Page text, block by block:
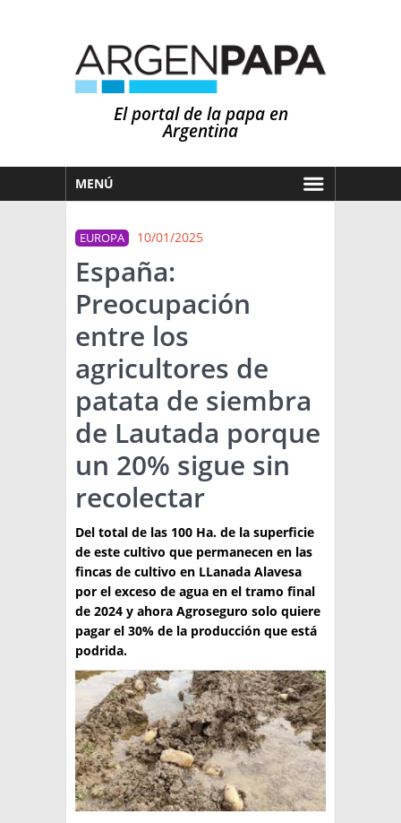
El portal de la papa en
Argentina
MENÚ
MERCADOS
NOTICIAS
EN ESPAÑOL
OTROS IDIOMAS
PRONÓSTICO
LLUVIAS
ARGENTINA
EL MUNDO
TÉCNICA
PRODUCCION
CLASIFICADOS
INTERES GENERAL
LA PAPA
RESOLUCIONES Y NORMATIVAS
ENLACES
ARGENPAPA
PUBLICIDAD
QUIENES SOMOS
CONTACTO
BUSCAR NOTICIAS
EUROPA 10/01/2025
España:
Preocupación
entre los
agricultores de
patata de siembra
de Lautada porque
un 20% sigue sin
recolectar
Del total de las 100 Ha. de la superficie
de este cultivo que permanecen en las
fincas de cultivo en LLanada Alavesa
por el exceso de agua en el tramo final
de 2024 y ahora Agroseguro solo quiere
pagar el 30% de la producción que está
podrida.